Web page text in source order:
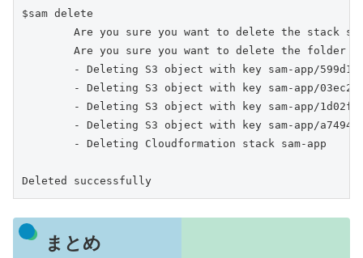
$sam delete
Are you sure you want to delete the stack
Are you sure you want to delete the folder
- Deleting S3 object with key sam-app/
- Deleting S3 object with key sam-app/
- Deleting S3 object with key sam-app/
- Deleting S3 object with key sam-app/
        - Deleting Cloudformation stack sam-app
Deleted successfully
まとめ